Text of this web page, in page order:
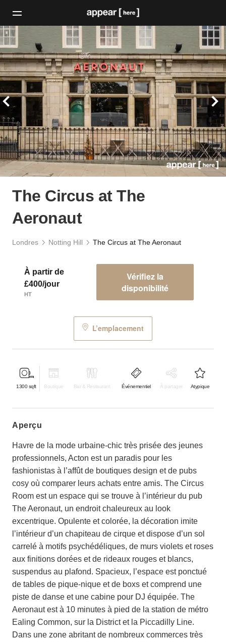
The Circus at The
Aeronaut
Londres Notting Hill The Circus at The Aeronaut
À partir de
£400/jour
HT
Vérifiez la
disponibilité
L’emplacement
1300 sqft Boutique Bar & Restaurant Événementiel À partager Atypique
aperçu
Havre de la mode urbaine-chic très prisée des jeunes
professionnels, Acton est un paradis pour les
fashionistas à l’affût de boutiques design et de pubs
cosy où comparer leurs achats entre amis. The Circus
Room est un espace qui se trouve à l’intérieur du pub
The Aeronaut, un endroit chaleureux au look
excentrique. Opulente et colorée, la décoration imite
l’intérieur d’un chapiteau de cirque et dispose d’un sol
carrelé à motifs psychédéliques, de murs violets et roses
aux finitions dorées et de rideaux rouges et blancs,
suspendus au plafond. Spacieux, l’espace est ponctué
de tables de pique-nique et de boxs et comprend une
piste de danse et une cabine pour DJ équipée. The
Aeronaut est à 10 minutes à pied de la station de métro
Ealing Common, sur la District et la Piccadilly Line.
Dans une zone abritant de nombreux commerces très